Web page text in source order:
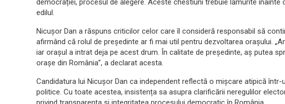
democrației, procesul de alegere. Aceste chestiuni trebuie lămurite înainte
edilul.
Nicușor Dan a răspuns criticilor celor care îl consideră responsabil să
afirmând că rolul de președinte ar fi mai util pentru dezvoltarea orașului.
iar orașul a intrat deja pe acest drum. În calitate de președinte, aș putea
orașe din România”, a declarat acesta.
Candidatura lui Nicușor Dan ca independent reflectă o mișcare atipică
politice. Cu toate acestea, insistența sa asupra clarificării neregulilor